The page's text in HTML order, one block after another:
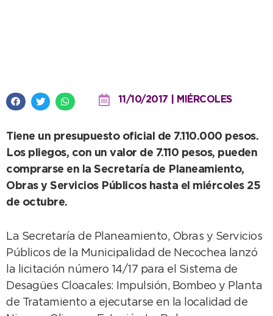
11/10/2017 | MIÉRCOLES
Tiene un presupuesto oficial de 7.110.000 pesos.
Los pliegos, con un valor de 7.110 pesos, pueden
comprarse en la Secretaría de Planeamiento,
Obras y Servicios Públicos hasta el miércoles 25
de octubre.
La Secretaría de Planeamiento, Obras y Servicios
Públicos de la Municipalidad de Necochea lanzó
la licitación número 14/17 para el Sistema de
Desagües Cloacales: Impulsión, Bombeo y Planta
de Tratamiento a ejecutarse en la localidad de